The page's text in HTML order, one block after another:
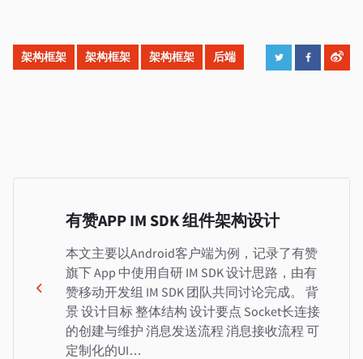
架构框架 架构框架 架构框架 后端
有赞APP IM SDK 组件架构设计
本文主要以Android客户端为例，记录了有赞
旗下 App 中使用自研 IM SDK 设计思路，由有
赞移动开发组 IM SDK 团队共同讨论完成。 背
景 设计目标 整体结构 设计要点 Socket长连接
的创建与维护 消息发送流程 消息接收流程 可
定制化的UI…